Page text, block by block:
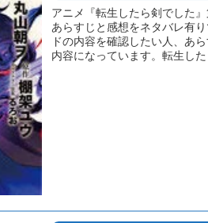
アニメ『転生したら剣でした
あらすじと感想をネタバレ有
ドの内容を確認したい人、あ
内容になっています。転生し